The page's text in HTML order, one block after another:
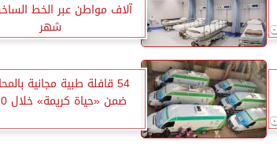
آلاف مواطن عبر الخط
شهر
54 قافلة طبية مجانية
ضمن «حياة كريمة» خلال 10 أيام